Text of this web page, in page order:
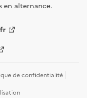
en alternance.
de confidentialité